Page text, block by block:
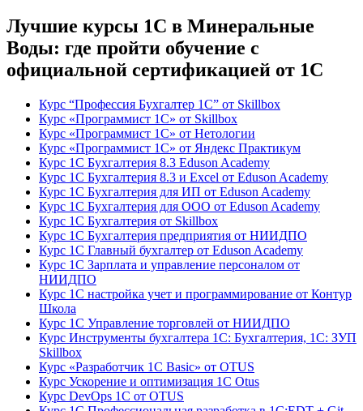
Лучшие курсы 1С в Минеральные
Воды: где пройти обучение с
официальной сертификацией от 1С
Курс “Профессия Бухгалтер 1С” от Skillbox
Курс «Программист 1С» от Skillbox
Курс «Программист 1С» от Нетологии
Курс «Программист 1С» от Яндекс Практикум
Курс 1С Бухгалтерия 8.3 Eduson Academy
Курс 1С Бухгалтерия 8.3 и Excel от Eduson Academy
Курс 1С Бухгалтерия для ИП от Eduson Academy
Курс 1С Бухгалтерия для ООО от Eduson Academy
Курс 1С Бухгалтерия от Skillbox
Курс 1С Бухгалтерия предприятия от НИИДПО
Курс 1С Главный бухгалтер от Eduson Academy
Курс 1С Зарплата и управление персоналом от
НИИДПО
Курс 1С настройка учет и программирование от Контур
Школа
Курс 1С Управление торговлей от НИИДПО
Курс Инструменты бухгалтера 1С: Бухгалтерия, 1С: ЗУП
Skillbox
Курс «Разработчик 1С Basic» от OTUS
Курс Ускорение и оптимизация 1С Otus
Курс DevOps 1С от OTUS